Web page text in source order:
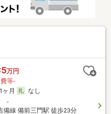
万円
等-
1ヶ月
なし
-
備線 備前三門駅 徒歩23分